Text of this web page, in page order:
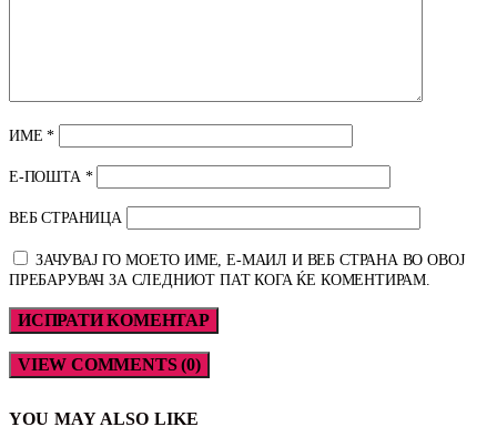
ИМЕ*
Е-ПОШТА *
ВЕБ СТРАНИЦА
ЗАЧУВАЈ ГО МОЕТО ИМЕ, Е-МАИЛ И ВЕБ СТРАНА ВО ОВОЈ
ПРЕБАРУВАЧ ЗА СЛЕДНИОТ ПАТ КОГА ЌЕ КОМЕНТИРАМ.
VIEW COMMENTS (0)
YOU MAY ALSO LIKE